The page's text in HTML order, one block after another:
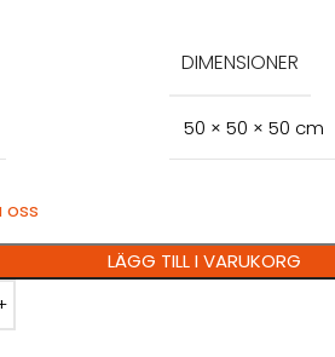
DIMENSIONER
50 × 50 × 50 cm
oss
LÄGG TILL I VARUKORG